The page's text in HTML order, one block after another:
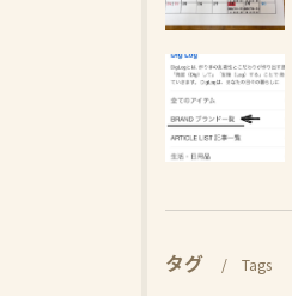
タグ Tags